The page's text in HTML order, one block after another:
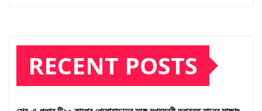
RECENT POSTS